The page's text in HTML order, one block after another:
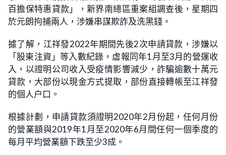
百擔保特惠貸款」，新界南總區重案組調查後，星期四
於元朗拘捕兩人，涉嫌串謀欺詐及洗黑錢。
據了解，江祥發2022年期間先後2次申請貸款，涉嫌以
「股東注資」等入數紀錄，虛報同年1月至3月的營運收
入，以證明公司收入受疫情影響減少，詐騙逾數十萬元
貸款，大部份以現金方式提取，部份直接轉帳至江祥發
的個人户口。
根據計劃，申請貸款須證明2020年2月份起，任何月份
的營業額與2019年1月至2020年6月間任何一個季度的
每月平均營業額下跌至少3成。